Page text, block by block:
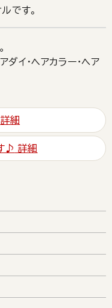
です。
イ・ヘアカラー・ヘア
詳細
♪ 詳細